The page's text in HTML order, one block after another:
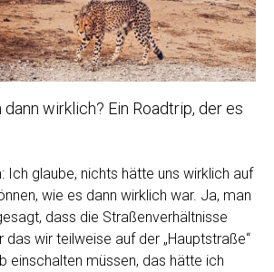
wirklich? Ein Roadtrip, der es
Ich glaube, nichts hätte uns wirklich auf
wie es dann wirklich war. Ja, man
dass die Straßenverhältnisse
das wir teilweise auf der „Hauptstraße“
einschalten müssen, das hätte ich